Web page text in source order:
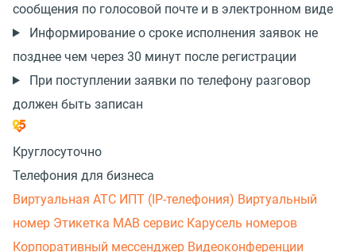
сообщения по голосовой почте и в электронном виде
Информирование о сроке исполнения заявок не
позднее чем через 30 минут после регистрации
При поступлении заявки по телефону разговор
должен быть записан
Круглосуточно
Телефония для бизнеса
Виртуальная АТС ИПТ (IP-телефония) Виртуальный
номер Этикетка МАВ сервис Карусель номеров
Корпоративный мессенджер Видеоконференции